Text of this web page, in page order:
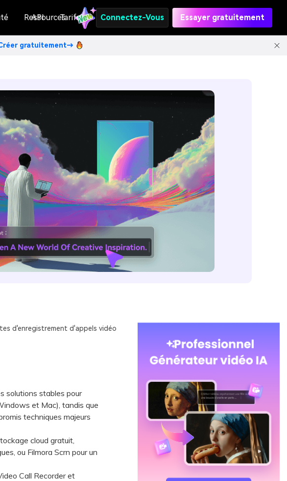
Ressources
API Tarifs Connectez-Vous Essayer gratuitement
gratuitement→
d'enregistrement d'appels vidéo
solutions stables pour
et Mac), tandis que
techniques majeurs
cloud gratuit,
ou Filmora Scrn pour un
Call Recorder et